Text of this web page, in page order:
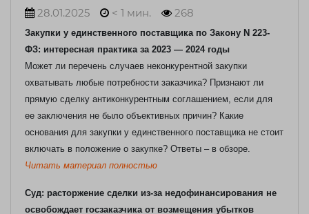
28.01.2025 < 1 мин. 268
Закупки у единственного поставщика по Закону N 223-
ФЗ: интересная практика за 2023 — 2024 годы
Может ли перечень случаев неконкурентной закупки
охватывать любые потребности заказчика? Признают ли
прямую сделку антиконкурентным соглашением, если для
ее заключения не было объективных причин? Какие
основания для закупки у единственного поставщика не стоит
включать в положение о закупке? Ответы – в обзоре.
Читать материал полностью
Суд: расторжение сделки из-за недофинансирования не
освобождает госзаказчика от возмещения убытков